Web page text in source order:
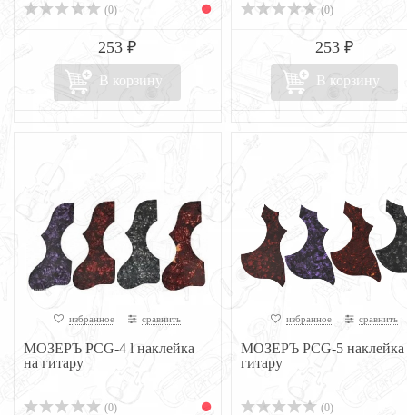
(0)
253 ₽
В корзину
(0)
253 ₽
В корзину
избранное сравнить
МОЗЕРЪ PCG-4 l наклейка
на гитару
(0)
избранное сравнить
МОЗЕРЪ PCG-5 наклейка
гитару
(0)